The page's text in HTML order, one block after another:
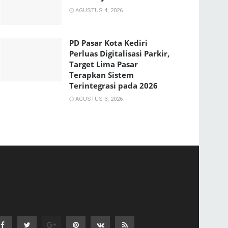
AGUSTUS 4, 2026
PD Pasar Kota Kediri
Perluas Digitalisasi Parkir,
Target Lima Pasar
Terapkan Sistem
Terintegrasi pada 2026
AGUSTUS 3, 2026